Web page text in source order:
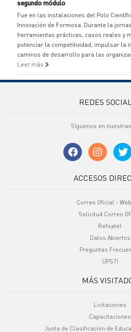
segundo módulo
Fue en las instalaciones del Polo
Innovación de Formosa. Durante la
herramientas prácticas, casos reales y
potenciar la competitividad, impulsar la
caminos de desarrollo para las
Leer más
REDES
Síguenos en
ACCESOS
Correo Oficial -
Solicitud Correo
Refsatel
Datos Abiertos
Preguntas
UPSTI
MÁS
Licitaciones
Capacitaciones
Junta de Clasificación de